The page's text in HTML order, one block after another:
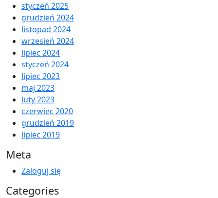
styczeń 2025
grudzień 2024
listopad 2024
wrzesień 2024
lipiec 2024
styczeń 2024
lipiec 2023
maj 2023
luty 2023
czerwiec 2020
grudzień 2019
lipiec 2019
Meta
Zaloguj się
Categories